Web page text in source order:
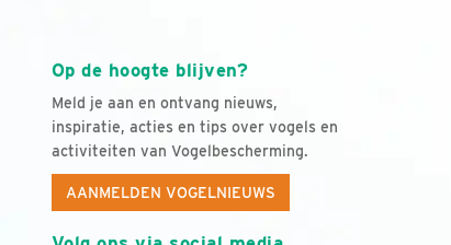
Op de hoogte blijven?
Meld je aan en ontvang nieuws,
inspiratie, acties en tips over vogels en
activiteiten van Vogelbescherming.
AANMELDEN VOGELNIEUWS